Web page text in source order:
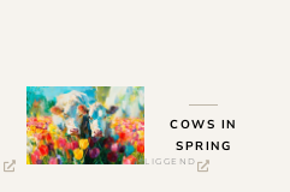
COWS IN
SPRING
LIGGEND